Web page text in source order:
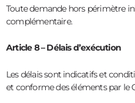
Toute demande hors périmètre
complémentaire.
Article 8 – Délais d’exécution
Les délais sont indicatifs et
et conforme des éléments par le